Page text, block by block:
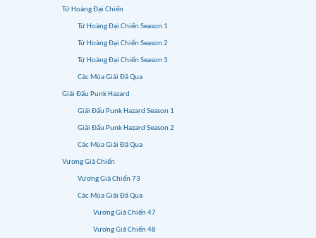
Tứ Hoàng Đại Chiến
Tứ Hoàng Đại Chiến Season 1
Tứ Hoàng Đại Chiến Season 2
Tứ Hoàng Đại Chiến Season 3
Các Mùa Giải Đã Qua
Giải Đấu Punk Hazard
Giải Đấu Punk Hazard Season 1
Giải Đấu Punk Hazard Season 2
Các Mùa Giải Đã Qua
Vương Giả Chiến
Vương Giả Chiến 73
Các Mùa Giải Đã Qua
Vương Giả Chiến 47
Vương Giả Chiến 48